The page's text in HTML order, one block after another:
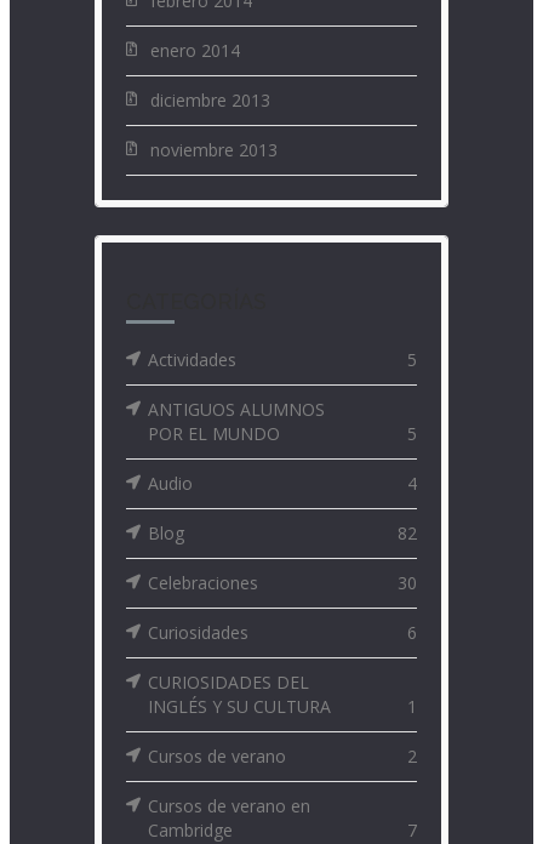
enero 2014
diciembre 2013
noviembre 2013
Actividades 5
ANTIGUOS ALUMNOS
POR EL MUNDO
5
Audio 4
Blog 82
Celebraciones 30
Curiosidades 6
CURIOSIDADES DEL
INGLÉS Y SU CULTURA
1
Cursos de verano 2
Cursos de verano en
Cambridge
7